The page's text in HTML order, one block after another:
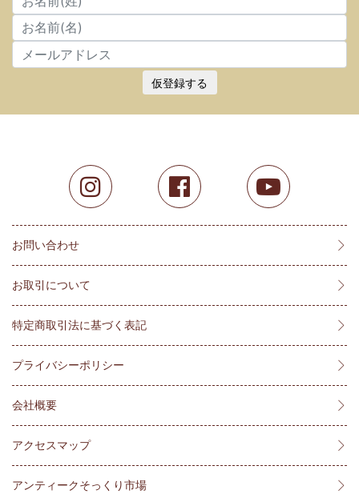
仮登録する
お問い合わせ
お取引について
特定商取引法に基づく表記
プライバシーポリシー
会社概要
アクセスマップ
アンティークそっくり市場